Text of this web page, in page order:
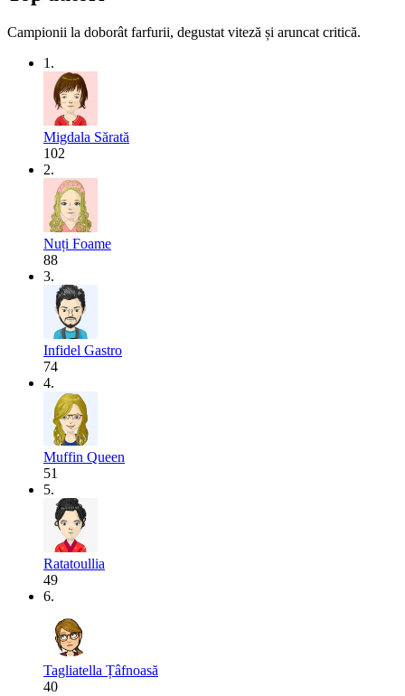
Campionii la doborât farfurii, degustat viteză și aruncat critică.
1.
Migdala Sărată
102
2.
Nuți Foame
88
3.
Infidel Gastro
74
4.
Muffin Queen
51
5.
Ratatoullia
49
6.
Tagliatella Țâfnoasă
40